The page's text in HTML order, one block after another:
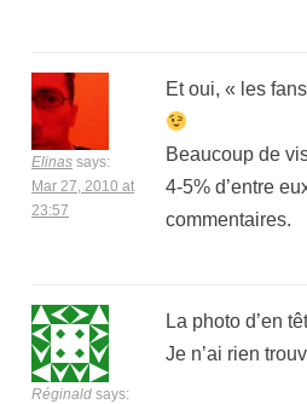
Elinas says:
Mar 27, 2010 at
23:57
Et oui, « les
Beaucoup de
4-5% d’entre
commentaires.
Réginald says:
La photo d’en
Je n’ai rien